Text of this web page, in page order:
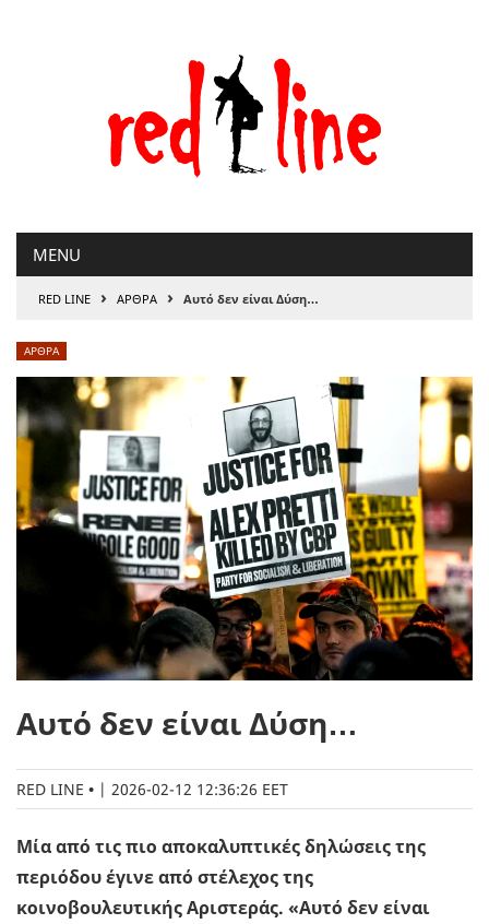
MENU
RED LINE › ΑΡΘΡΑ › Αυτό δεν είναι Δύση…
ΑΡΘΡΑ
Αυτό δεν είναι Δύση…
RED LINE | 2026-02-12 12:36:26 EET
Μία από τις πιο αποκαλυπτικές δηλώσεις της
περιόδου έγινε από στέλεχος της
κοινοβουλευτικής Αριστεράς. «Αυτό δεν είναι